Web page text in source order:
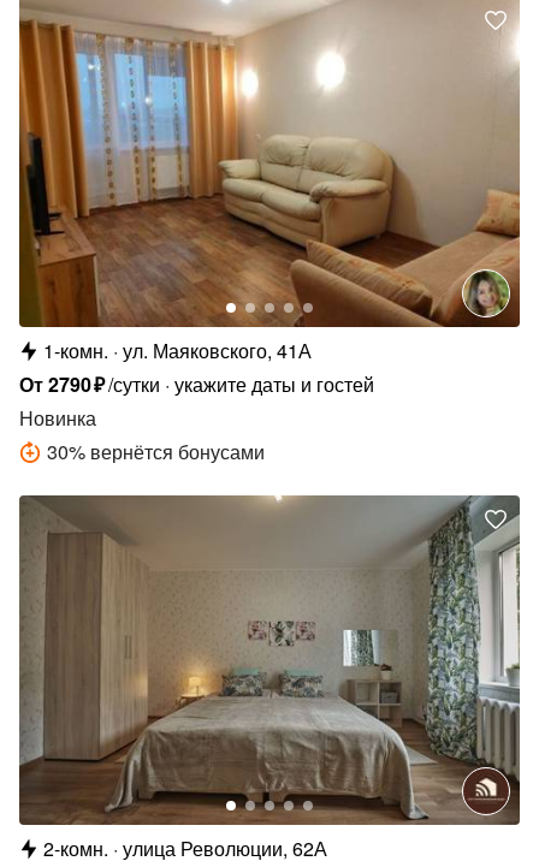
1-комн. ул. Маяковского, 41А
От2790₽/сутки укажите даты и гостей
Новинка
30% вернётся бонусами
2-комн. улица Революции, 62А